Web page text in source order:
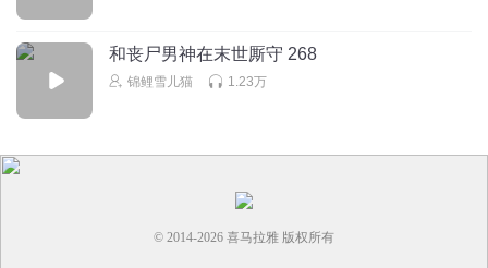
好娇气的丧尸，哈哈哈哈
回复
桃jia聆听
卫慕叫声听不够咋办
回复 2023-09-16 2
和丧尸男神在末世厮守 268
锦鲤雪儿猫 1.23万
© 2014-2026 喜马拉雅 版权所有